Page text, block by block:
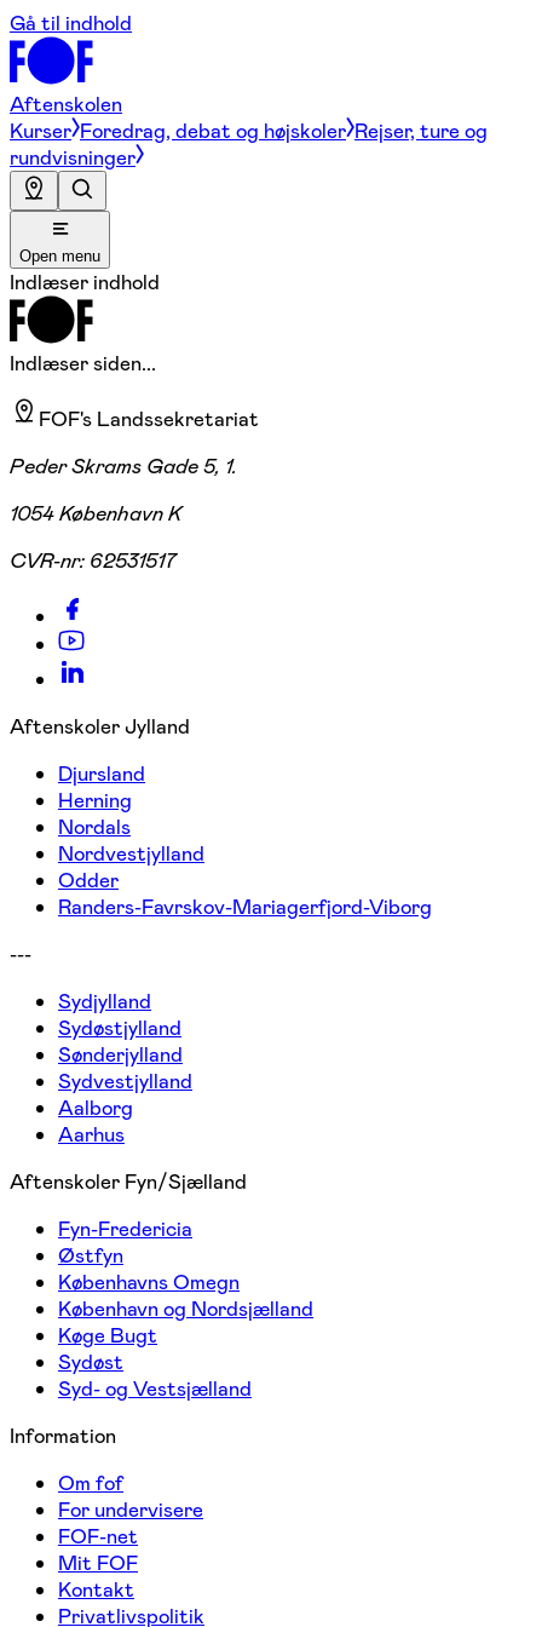
Gå til indhold
Aftenskolen
Kurser Foredrag, debat og højskoler Rejser, ture og
rundvisninger
Open menu
Indlæser indhold
Indlæser siden...
FOF's Landssekretariat
Peder Skrams Gade 5, 1.
1054 København K
CVR-nr: 62531517
Aftenskoler Jylland
Djursland
Herning
Nordals
Nordvestjylland
Odder
Randers-Favrskov-Mariagerfjord-Viborg
---
Sydjylland
Sydøstjylland
Sønderjylland
Sydvestjylland
Aalborg
Aarhus
Aftenskoler Fyn/Sjælland
Fyn-Fredericia
Østfyn
Københavns Omegn
København og Nordsjælland
Køge Bugt
Sydøst
Syd- og Vestsjælland
Information
Om fof
For undervisere
FOF-net
Mit FOF
Kontakt
Privatlivspolitik